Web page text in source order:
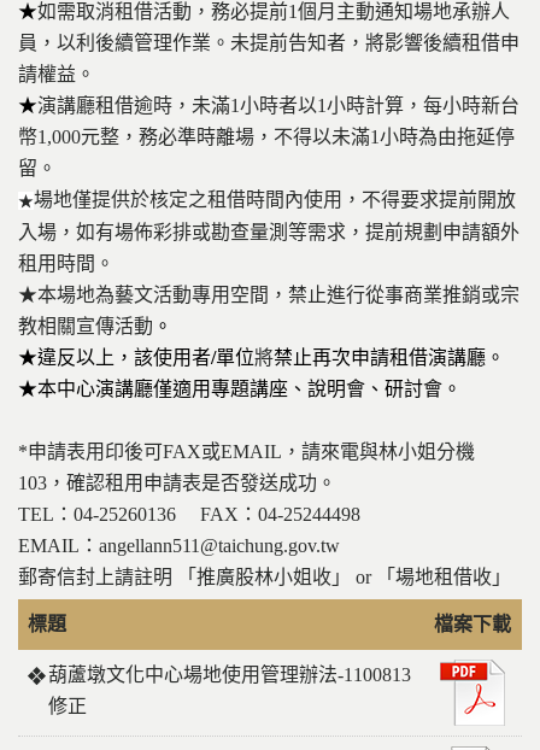
★如需取消租借活動，務必提前1個月主動通知場地承辦人
員，以利後續管理作業。未提前告知者，將影響後續租借申
請權益。
★演講廳租借逾時，未滿1小時者以1小時計算，每小時新台
幣1,000元整 ，務必準時離場，不得以未滿1小時為由拖延停
留。
★場地僅提供於核定之租借時間內使用，不得要求提前開放
入場，如有場佈彩排或勘查量測等需求，提前規劃申請額外
租用時間。
★本場地為藝文活動專用空間，禁止進行從事商業推銷或宗
教相關宣傳活動 。
★違反以上，該使用者/單位將禁止再次申請租借演講廳。
★本中心演講廳僅適用專題講座、說明會、研討會。
*申請表用印後可FAX或EMAIL，請來電與林小姐分機
103，確認租用申請表是否發送成功。
TEL：04-25260136 FAX：04-25244498
EMAIL：angellann511@taichung.gov.tw
郵寄信封上請註明 「推廣股林小姐收」 or 「場地租借收」
標題 檔案下載
葫蘆墩文化中心場地使用管理辦法-1100813
修正